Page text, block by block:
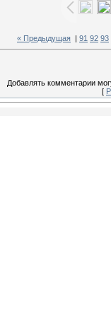
« Предыдущая 91 92 93
Добавлять комментарии
[